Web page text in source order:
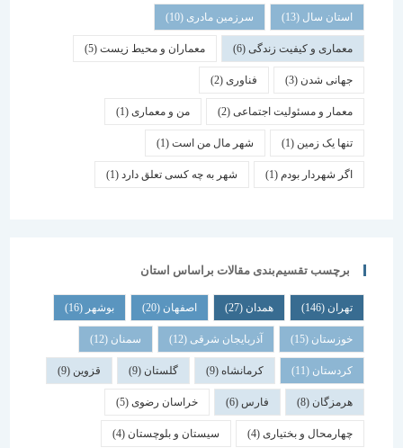
استان سال(13) سرزمین مادری(10)
معماری و کیفیت زندگی(6) معماران و محیط زیست(5)
جهانی شدن(3) فناوری (2)
معمار و مسئولیت اجتماعی (2) من و معماری (1)
تنها یک زمین(1) شهر مال من است(1)
اگر شهردار بودم (1) شهر به چه کسی تعلق دارد(1)
برچسب تقسیم‌بندی مقالات براساس استان
همدان اصفهان (20) بوشهر
خوزستان(15) آذربایجان شرقی(12) سمنان (12)
کردستان(11) کرمانشاه(9) گلستان (9) قزوین
هرمزگان(8) فارس خراسان رضوی(5)
چهارمحال و بختیاری (4) سیستان و بلوچستان(4)